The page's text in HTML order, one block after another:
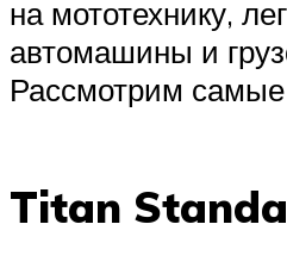
на мототехнику,
автомашины и
Рассмотрим
Titan